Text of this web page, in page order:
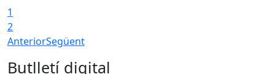
1
2
AnteriorSegüent
Butlletí digital